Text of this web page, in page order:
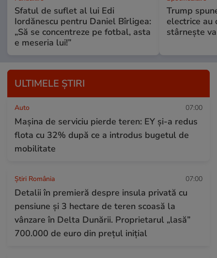
Sfatul de suflet al lui Edi
Iordănescu pentru Daniel Bîrligea:
„Să se concentreze pe fotbal, asta
e meseria lui!”
Trump
electrice au
stârnește
ULTIMELE ȘTIRI
Auto 07:00
Mașina de serviciu pierde teren: EY și-a redus
flota cu 32% după ce a introdus bugetul de
mobilitate
Știri România 07:00
Detalii în premieră despre insula privată cu
pensiune și 3 hectare de teren scoasă la
vânzare în Delta Dunării. Proprietarul „lasă”
700.000 de euro din prețul inițial